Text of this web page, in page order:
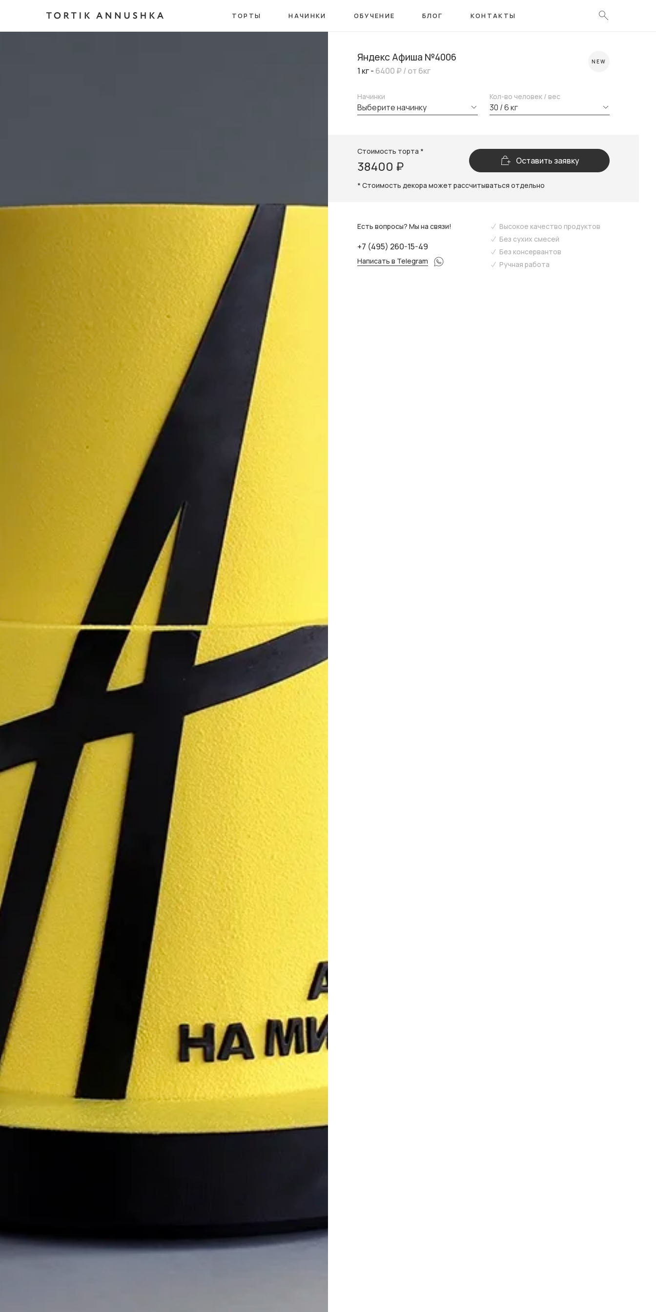
ТОРТЫ НАЧИНКИ ОБУЧЕНИЕ БЛОГ КОНТАКТЫ
Яндекс Афиша №4006
1 кг - 6400 ₽ / от 6кг
NEW
Начинки
выберите начинку
Кол-во человек / вес
30 / 6 кг
Стоимость торта *
38400 ₽ Оставить заявку
* Стоимость декора может рассчитываться отдельно
Есть вопросы? Мы на связи!
+7 (495) 260-15-49
Написать в Telegram
Высокое качество продуктов
Без сухих смесей
Без консервантов
Ручная работа